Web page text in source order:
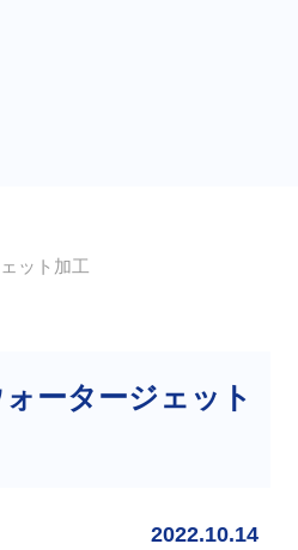
ット加工
ータージェット
2022.10.14